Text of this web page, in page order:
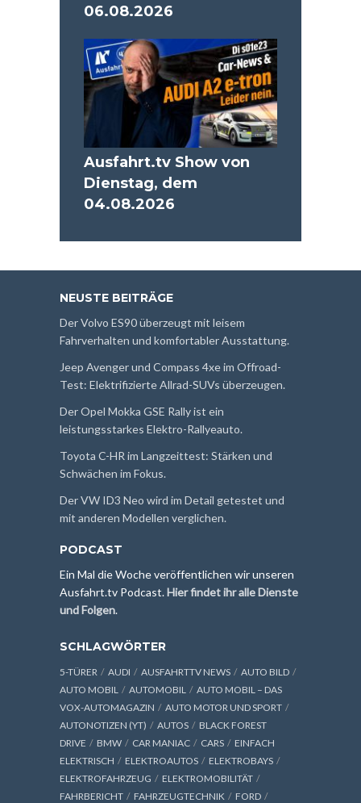
06.08.2026
Ausfahrt.tv Show von
Dienstag, dem
04.08.2026
NEUSTE BEITRÄGE
Der Volvo ES90 überzeugt mit leisem
Fahrverhalten und komfortabler Ausstattung.
Jeep Avenger und Compass 4xe im Offroad-
Test: Elektrifizierte Allrad-SUVs überzeugen.
Der Opel Mokka GSE Rally ist ein
leistungsstarkes Elektro-Rallyeauto.
Toyota C-HR im Langzeittest: Stärken und
Schwächen im Fokus.
Der VW ID3 Neo wird im Detail getestet und
mit anderen Modellen verglichen.
PODCAST
Ein Mal die Woche veröffentlichen wir unseren
Ausfahrt.tv Podcast.Hier findet ihr alle Dienste
und Folgen.
SCHLAGWÖRTER
5-TÜRER AUDI AUSFAHRTTV NEWS
AUTO BILD
AUTO MOBIL
AUTOMOBIL
AUTO MOBIL – DAS
VOX-AUTOMAGAZIN
AUTO MOTOR UND SPORT
AUTONOTIZEN (YT)
AUTOS
BLACK FOREST
DRIVE
BMW CAR MANIAC CARS
EINFACH
ELEKTRISCH
ELEKTROAUTOS
ELEKTROBAYS
ELEKTROFAHRZEUG
ELEKTROMOBILITÄT
FAHRBERICHT
FAHRZEUGTECHNIK
FORD